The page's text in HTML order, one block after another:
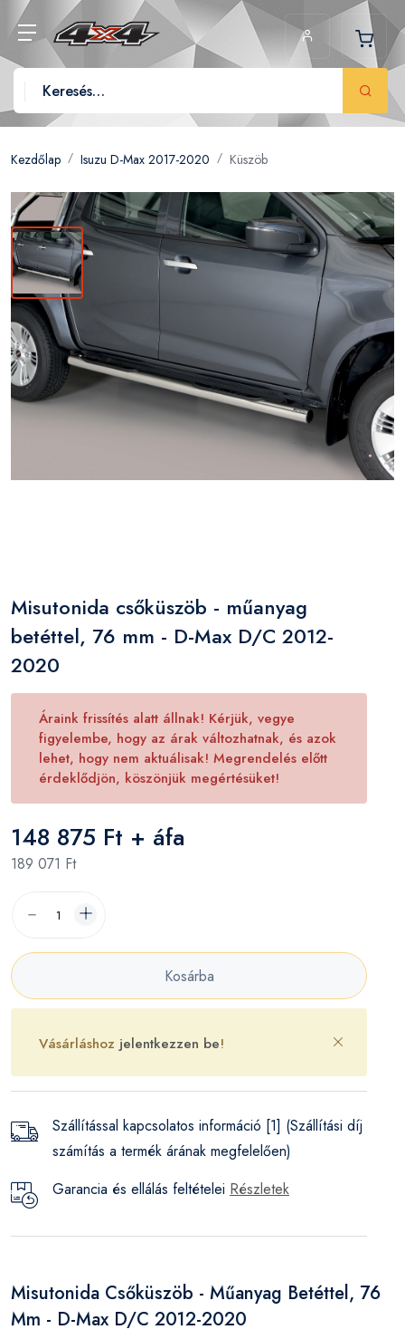
Kezdőlap Isuzu D-Max 2017-2020 Küszöb
Misutonida csőküszöb - műanyag
betéttel, 76 mm - D-Max D/C 2012-
2020
Áraink frissítés alatt állnak! Kérjük, vegye
figyelembe, hogy az árak változhatnak, és azok
lehet, hogy nem aktuálisak! Megrendelés előtt
érdeklődjön, köszönjük megértésüket!
148 875 Ft + áfa
189 071 Ft
Kosárba
Vásárláshoz jelentkezzen be!
Szállítással kapcsolatos információ [1] (Szállítási díj
számítás a termék árának megfelelően)
Garancia és ellálás feltételei Részletek
Misutonida Csőküszöb - Műanyag Betéttel, 76
Mm - D-Max D/C 2012-2020